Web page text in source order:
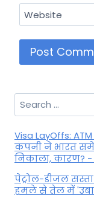
Website
Search
for:
Visa LayOffs:
कंपनी ने भारत
निकाला, कारण? -
पेट्रोल-डीजल
हमले से तेल में